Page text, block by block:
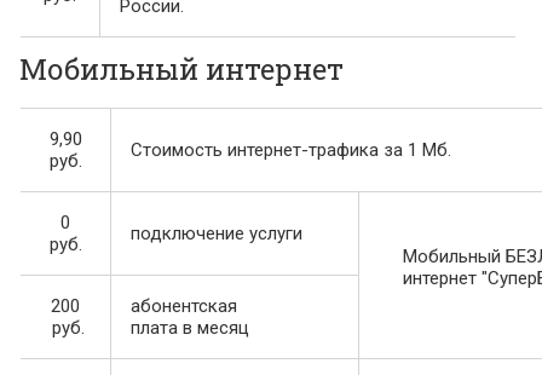
России.
Мобильный интернет
9,90
руб.
Стоимость интернет-трафика за 1 Мб.
0
руб.
подключение услуги
Мобильный
интернет
200
руб.
абонентская
плата в месяц